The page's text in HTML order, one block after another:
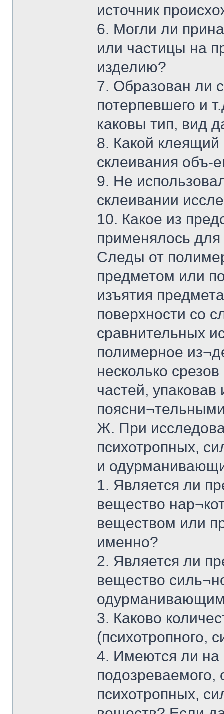
источник
6. Могли ли
или частицы на
изделию?
7. Образован ли
потерпевшего и
каковы тип, вид
8. Какой
склеивания объ-
9. Не
склеивании
10. Какое из
применялось для
Следы от
предметом или
изъятия
поверхности со
сравнительных
полимерное
несколько
частей, упаковав
Ж. При
психотропных,
и
1. Является ли
вещество
веществом или
именно?
2. Является ли
вещество
3. Каково
(психотропного,
4. Имеются ли на
подозреваемого,
психотропных,